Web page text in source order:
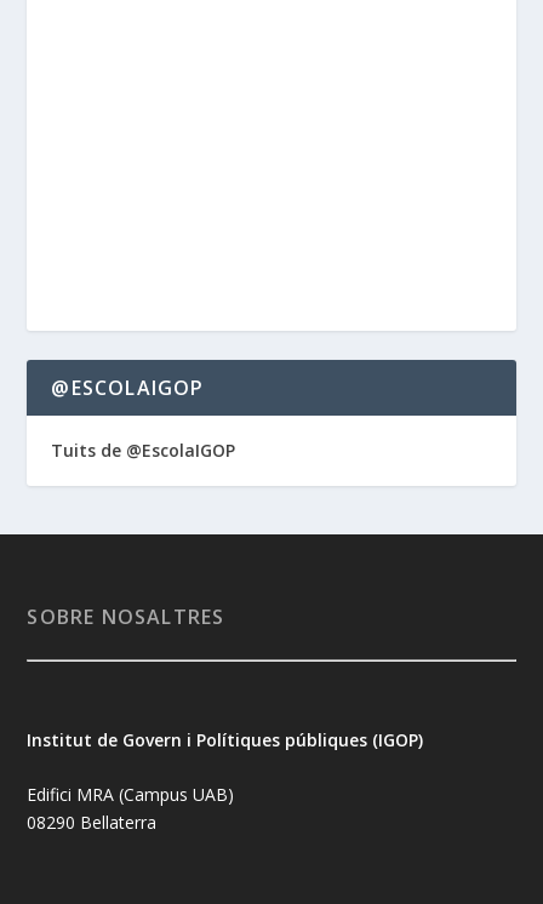
@ESCOLAIGOP
Tuits de @EscolaIGOP
SOBRE NOSALTRES
Institut de Govern i Polítiques públiques (IGOP)
Edifici MRA (Campus UAB)
08290 Bellaterra